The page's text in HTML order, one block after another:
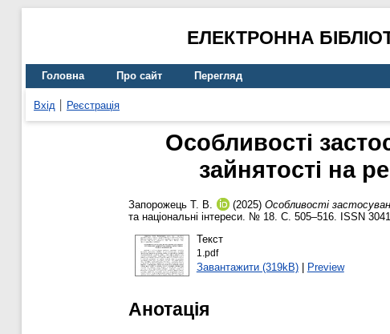
ЕЛЕКТРОННА
Головна Про сайт Перегляд
Вхід Реєстрація
Особливості
зайнятості на
Запорожець Т. В. (2025) Особливості
та національні інтереси. № 18. С. 505–516. ISSN
Текст
1.pdf
Завантажити (319kB)| Preview
Анотація